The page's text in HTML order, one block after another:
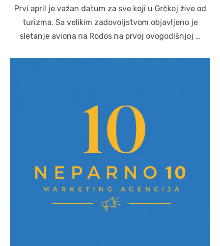
Prvi april je važan datum za sve koji u Grčkoj žive od
turizma. Sa velikim zadovoljstvom objavljeno je
sletanje aviona na Rodos na prvoj ovogodišnjoj …